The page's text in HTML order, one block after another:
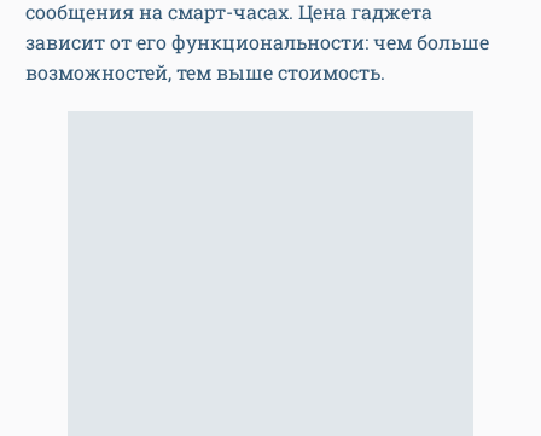
сообщения на смарт-часах. Цена гаджета
зависит от его функциональности: чем больше
возможностей, тем выше стоимость.